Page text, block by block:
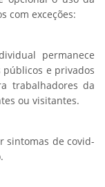
com exceções:
permanece
e privados
trabalhadores da
ou visitantes.
sintomas de covid-